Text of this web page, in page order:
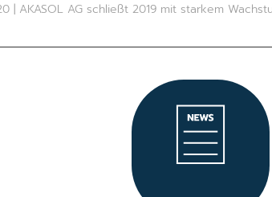
| AKASOL AG schließt 2019 mit starkem